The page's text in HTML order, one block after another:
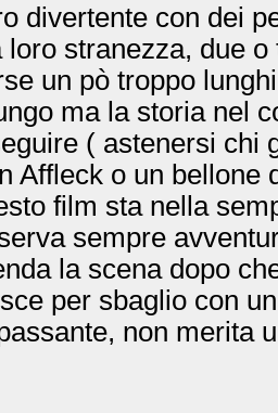
divertente con dei
loro stranezza, due
un pò troppo
ma la storia nel
( astenersi chi
Affleck o un bellone
film sta nella
sempre
la scena dopo
per sbaglio con
non merita